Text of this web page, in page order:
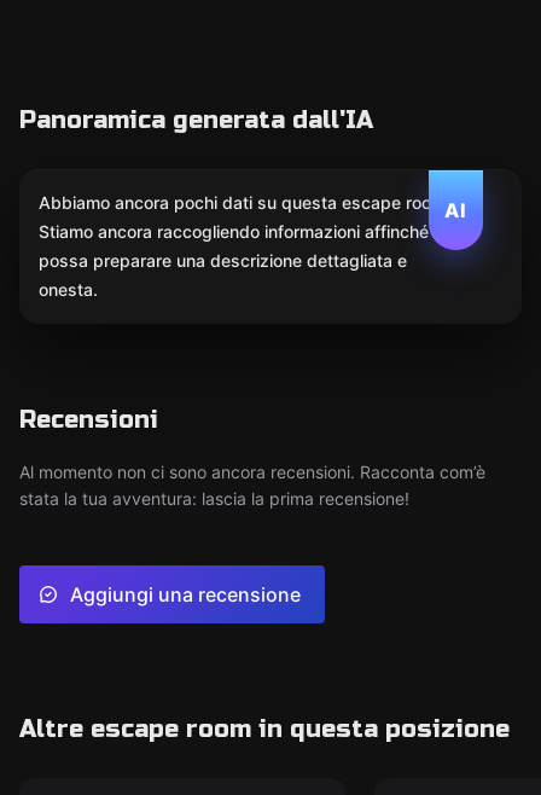
Panoramica generata dall'IA
AI
Abbiamo ancora pochi dati su questa escape room.
Stiamo ancora raccogliendo informazioni affinché l'IA
possa preparare una descrizione dettagliata e
onesta.
Recensioni
Al momento non ci sono ancora recensioni. Racconta com’è
stata la tua avventura: lascia la prima recensione!
Aggiungi una recensione
Altre escape room in questa posizione